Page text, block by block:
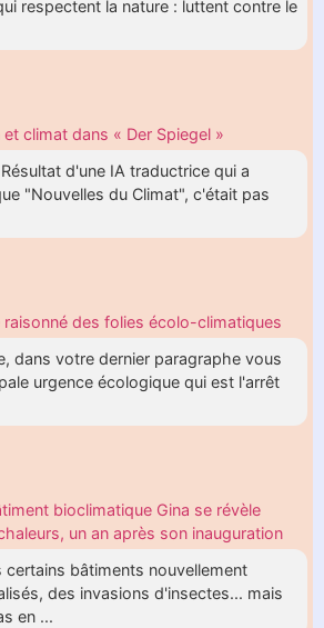
respectent la nature : luttent contre le
climat dans « Der Spiegel »
d'une IA traductrice qui a
"Nouvelles du Climat", c'était pas
raisonné des folies écolo-climatiques
dans votre dernier paragraphe vous
urgence écologique qui est l'arrêt
bioclimatique Gina se révèle
un an après son inauguration
certains bâtiments nouvellement
des invasions d'insectes... mais
en ...